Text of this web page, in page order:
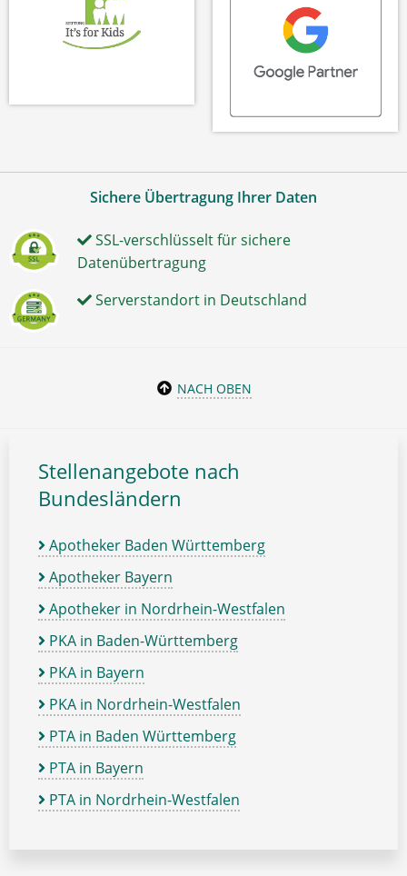
Sichere Übertragung Ihrer Daten
SSL-verschlüsselt für sichere
Datenübertragung
Serverstandort in Deutschland
NACH OBEN
Stellenangebote nach
Bundesländern
Apotheker Baden Württemberg
Apotheker Bayern
Apotheker in Nordrhein-Westfalen
PKA in Baden-Württemberg
PKA in Bayern
PKA in Nordrhein-Westfalen
PTA in Baden Württemberg
PTA in Bayern
PTA in Nordrhein-Westfalen